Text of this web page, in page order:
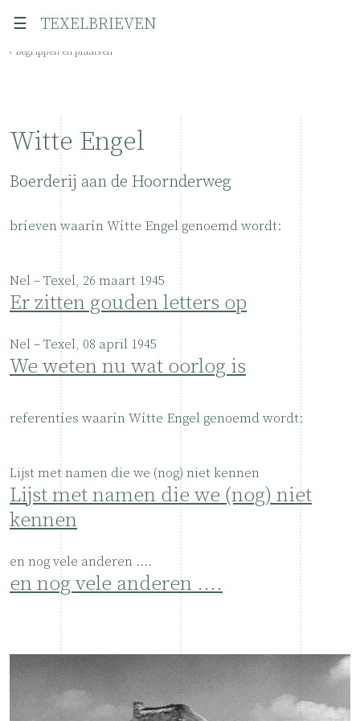
☰ TEXELBRIEVEN
‹ Begrippen en plaatsen
Witte Engel
Boerderij aan de Hoornderweg
brieven waarin Witte Engel genoemd wordt:
Nel – Texel, 26 maart 1945
Er zitten gouden letters op
Nel – Texel, 08 april 1945
We weten nu wat oorlog is
referenties waarin Witte Engel genoemd wordt:
Lijst met namen die we (nog) niet kennen
Lijst met namen die we (nog) niet
kennen
en nog vele anderen ....
en nog vele anderen ....